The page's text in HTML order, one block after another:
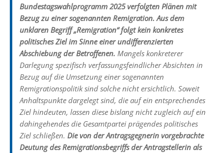
Bundestagswahlprogramm 2025 verfolgten Plänen mit
Bezug zu einer sogenannten Remigration. Aus dem
unklaren Begriff „Remigration“ folgt kein konkretes
politisches Ziel im Sinne einer undifferenzierten
Abschiebung der Betroffenen. Mangels konkreterer
Darlegung spezifisch verfassungsfeindlicher Absichten in
Bezug auf die Umsetzung einer sogenannten
Remigrationspolitik sind solche nicht ersichtlich. Soweit
Anhaltspunkte dargelegt sind, die auf ein entsprechendes
Ziel hindeuten, lassen diese bislang nicht zugleich auf ein
dahingehendes die Gesamtpartei prägendes politisches
Ziel schließen. Die von der Antragsgegnerin vorgebrachte
Deutung des Remigrationsbegriffs der Antragstellerin als